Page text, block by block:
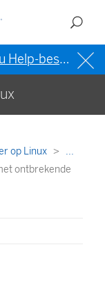
bestand (VS)
op Linux
...
ontbrekende